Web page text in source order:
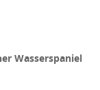
Wasserspaniel